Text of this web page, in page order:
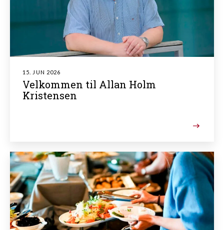
15. JUN 2026
Velkommen til Allan Holm
Kristensen